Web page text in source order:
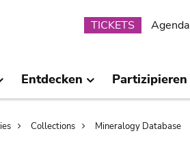
Submenu
TICKETS Agenda
Entdecken Partizipieren
Collections Mineralogy Database